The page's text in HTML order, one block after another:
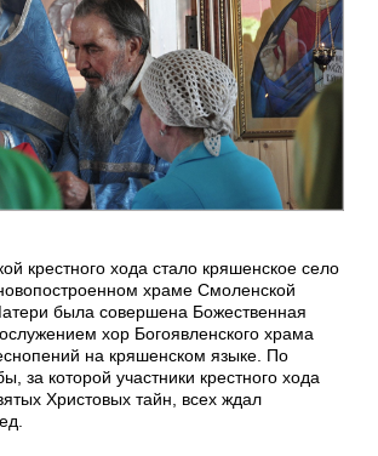
крестного хода стало кряшенское село
храме Смоленской
была совершена Божественная
хор Богоявленского храма
на кряшенском языке. По
за которой участники крестного хода
Христовых тайн, всех ждал